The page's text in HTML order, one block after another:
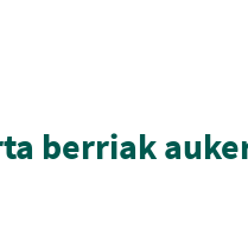
berriak